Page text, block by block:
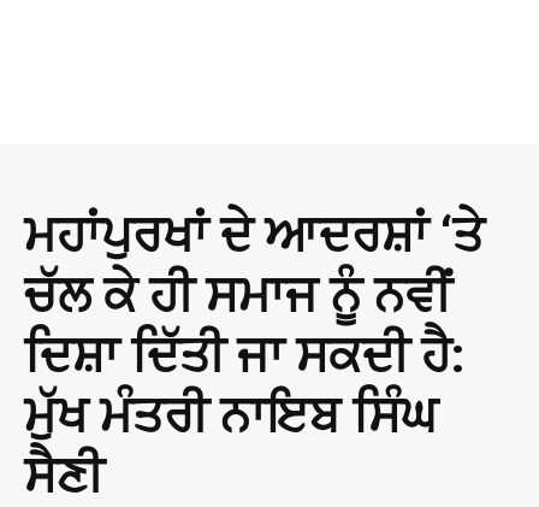
ਮਹਾਂਪੁਰਖਾਂ ਦੇ ਆਦਰਸ਼ਾਂ ‘ਤੇ
ਚੱਲ ਕੇ ਹੀ ਸਮਾਜ ਨੂੰ ਨਵੀਂ
ਦਿਸ਼ਾ ਦਿੱਤੀ ਜਾ ਸਕਦੀ ਹੈ:
ਮੁੱਖ ਮੰਤਰੀ ਨਾਇਬ ਸਿੰਘ
ਸੈਣੀ